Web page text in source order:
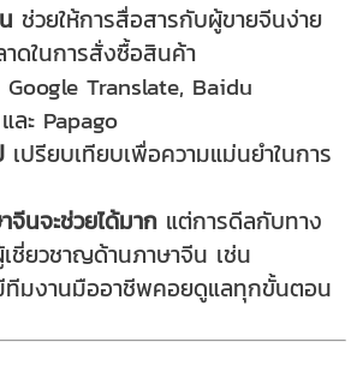
ช่วยให้การสื่อสารกับผู้ขายจีนง่าย
ดในการสั่งซื้อสินค้า
Translate, Baidu
ละ Papago
เปรียบเทียบเพื่อความแม่นยำในการ
นจะช่วยได้มาก แต่การดีลกับทาง
ชี่ยวชาญด้านภาษาจีน เช่น
มงานมืออาชีพคอยดูแลทุกขั้นตอน